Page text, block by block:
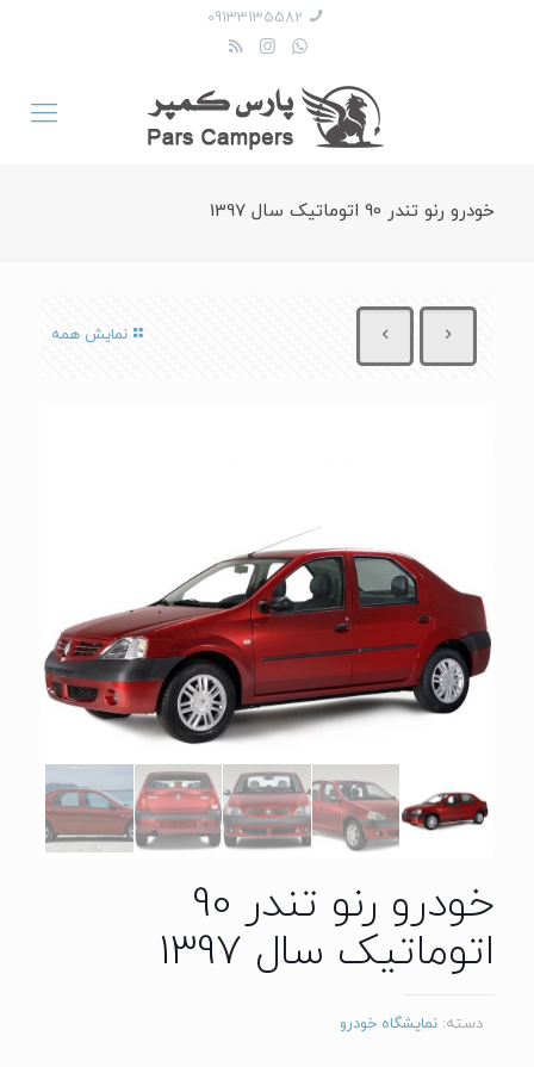
09133135582
خودرو رنو تندر 90 اتوماتیک سال 1397
نمایش همه
خودرو رنو تندر 90
اتوماتیک سال 1397
دسته: نمایشگاه خودرو